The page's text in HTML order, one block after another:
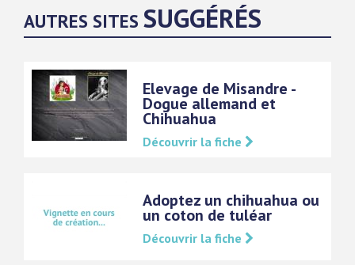
AUTRES SITES SUGGÉRÉS
Elevage de Misandre -
Dogue allemand et
Chihuahua
Découvrir la fiche
Adoptez un chihuahua ou
un coton de tuléar
Découvrir la fiche